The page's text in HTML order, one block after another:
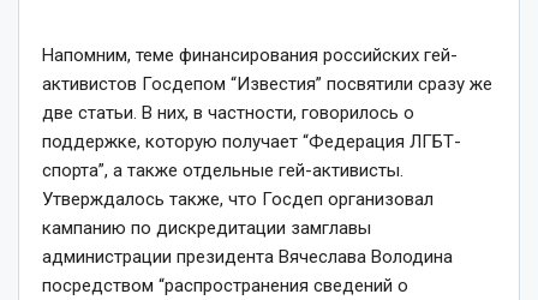
Напомним, теме финансирования российских гей-
активистов Госдепом “Известия” посвятили сразу же
две статьи. В них, в частности, говорилось о
поддержке, которую получает “Федерация ЛГБТ-
спорта”, а также отдельные гей-активисты.
Утверждалось также, что Госдеп организовал
кампанию по дискредитации замглавы
администрации президента Вячеслава Володина
посредством “распространения сведений о